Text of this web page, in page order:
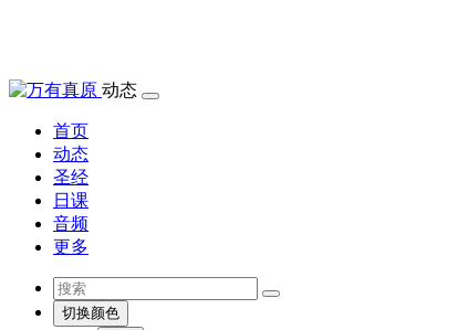
动态
首页
动态
圣经
日课
音频
更多
切换颜色